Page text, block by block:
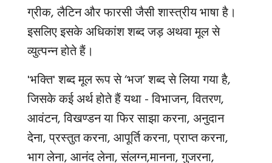
ग्रीक,लैटिन और फारसी जैसी शास्त्रीय भाषा है।
इसलिए इसके अधिकांश शब्द जड़ अथवा मूल से
व्युत्पन्न होते हैं।
'भक्ति'शब्द मूल रूप से‘भज’शब्द से लिया गया है,
जिसके कई अर्थ होते हैं यथा - विभाजन,वितरण,
आवंटन,विखण्डन या फिरसाझा करना,अनुदान
देना,प्रस्तुत करना,आपूर्ति करना,प्राप्त करना,